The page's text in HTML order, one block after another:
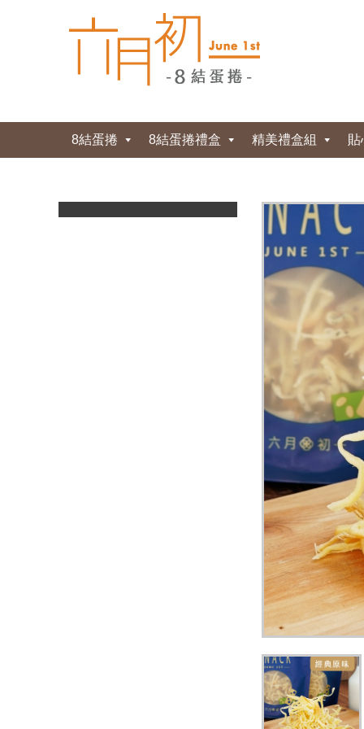
8結蛋捲 8結蛋捲禮盒 精美禮盒組 貼